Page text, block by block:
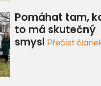
Pomáhat tam,
to má skutečný
smysl Přečíst